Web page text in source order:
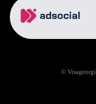
რუსეთის ვიზა
ავიაბილეთები
თბილისი ბაქო
©